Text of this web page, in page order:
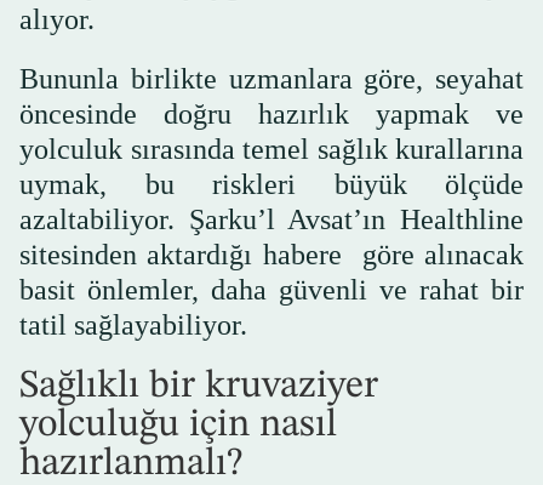
alıyor.
Bununla birlikte uzmanlara göre, seyahat
öncesinde doğru hazırlık yapmak ve
yolculuk sırasında temel sağlık kurallarına
uymak, bu riskleri büyük ölçüde
azaltabiliyor. Şarku’l Avsat’ın Healthline
sitesinden aktardığı habere göre alınacak
basit önlemler, daha güvenli ve rahat bir
tatil sağlayabiliyor.
Sağlıklı bir kruvaziyer
yolculuğu için nasıl
hazırlanmalı?